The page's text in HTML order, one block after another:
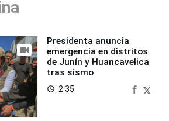
Presidenta anuncia
emergencia en distritos
de Junín y Huancavelica
tras sismo
access_time 2:35